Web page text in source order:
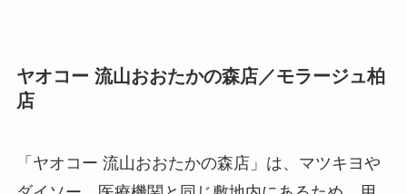
ヤオコー 流山おおたかの森店／モラージュ柏
店
「ヤオコー 流山おおたかの森店」は、マツキヨや